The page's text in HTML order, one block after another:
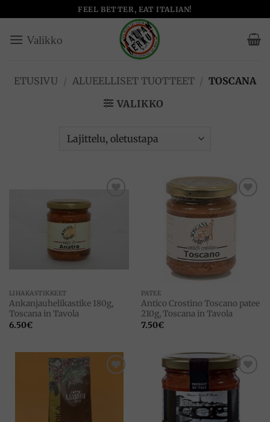
to
content
FEEL BETTER, EAT ITALIAN!
ETUSIVU / ALUEELLISET TUOTTEET / TOSCANA
VALIKKO
LIHAKASTIKKEET
Ankanjauhelikastike 180g,
Toscana in Tavola
6.50€
Add to
wishlist
PATEE
Antico Crostino Toscano patee
210g, Toscana in Tavola
7.50€
Add to
wishlist